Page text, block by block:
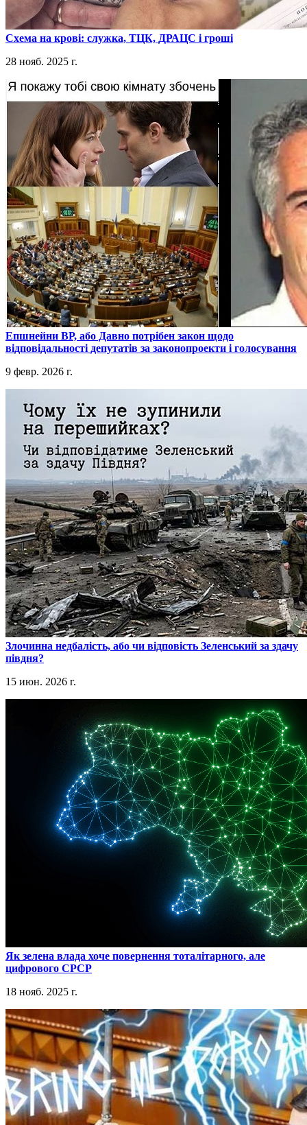
​Схема на крові: служка, ТЦК, ДРАЦС і гроші
28 нояб. 2025 г.
​Епшнейни ВР, або Давно потрібен закон щодо
відповідальності депутатів за законопроекти і голосування
9 февр. 2026 г.
​Злочинна недбалість, або чи відповість Зеленський за здачу
півдня?
15 июн. 2026 г.
​Як зелена влада хоче повернення тоталітарного, але
цифрового СРСР
18 нояб. 2025 г.